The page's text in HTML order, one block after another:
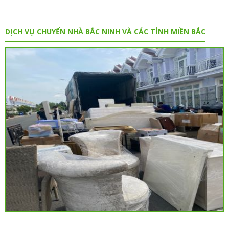
DỊCH VỤ CHUYỂN NHÀ BẮC NINH VÀ CÁC TỈNH MIỀN BẮC